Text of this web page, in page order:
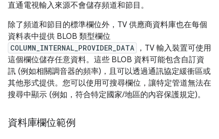
直通電視輸入來源不會儲存頻道和節目。
除了頻道和節目的標準欄位外，TV 供應商資料庫也在每個
資料表中提供 BLOB 類型欄位
COLUMN_INTERNAL_PROVIDER_DATA
，TV 輸入裝置可使用
這個欄位儲存任意資料。這些 BLOB 資料可能包含自訂資
訊 (例如相關調音器的頻率)，且可以透過通訊協定緩衝區或
其他形式提供。您可以使用可搜尋欄位，讓特定管道無法在
搜尋中顯示 (例如，符合特定國家/地區的內容保護規定)。
資料庫欄位範例